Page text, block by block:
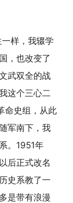
样，我辍学
，也改变了
武双全的战
这个三心二
命史组，从此
军南下，我
。1951年
后正式改名
史系教了一
是带有浪漫